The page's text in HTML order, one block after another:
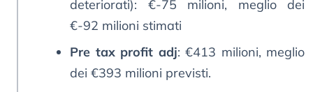
deteriorati): €-75 milioni, meglio dei
€-92 milioni stimati
Pre tax profit adj: €413 milioni, meglio
dei €393 milioni previsti.